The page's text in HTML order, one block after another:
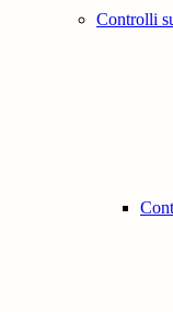
Controlli